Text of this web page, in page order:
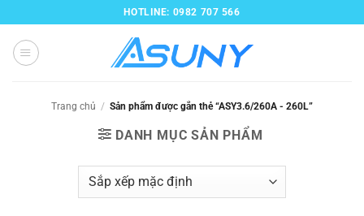
qua
nội
dung
HOTLINE: 0982 707 566
Trang chủ / Sản phẩm được gắn thẻ “ASY3.6/260A - 260L”
DANH MỤC SẢN PHẨM